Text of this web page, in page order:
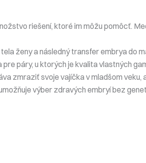
riešení, ktoré im môžu pomôcť.
ženy a následný transfer embrya do
páry, u ktorých je kvalita vlastných
zmraziť svoje vajíčka v mladšom veku,
výber zdravých embryí bez